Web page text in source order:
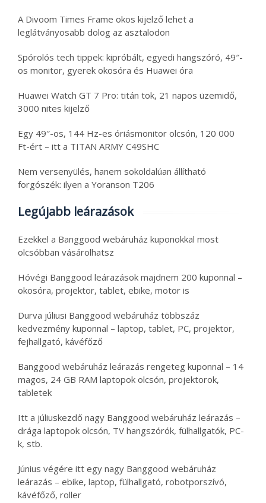
A Divoom Times Frame okos kijelző lehet a
leglátványosabb dolog az asztalodon
Spórolós tech tippek: kipróbált, egyedi hangszóró, 49″-
os monitor, gyerek okosóra és Huawei óra
Huawei Watch GT 7 Pro: titán tok, 21 napos üzemidő,
3000 nites kijelző
Egy 49″-os, 144 Hz-es óriásmonitor olcsón, 120 000
Ft-ért – itt a TITAN ARMY C49SHC
Nem versenyülés, hanem sokoldalúan állítható
forgószék: ilyen a Yoranson T206
Legújabb leárazások
Ezekkel a Banggood webáruház kuponokkal most
olcsóbban vásárolhatsz
Hóvégi Banggood leárazások majdnem 200 kuponnal –
okosóra, projektor, tablet, ebike, motor is
Durva júliusi Banggood webáruház többszáz
kedvezmény kuponnal – laptop, tablet, PC, projektor,
fejhallgató, kávéfőző
Banggood webáruház leárazás rengeteg kuponnal – 14
magos, 24 GB RAM laptopok olcsón, projektorok,
tabletek
Itt a júliuskezdő nagy Banggood webáruház leárazás –
drága laptopok olcsón, TV hangszórók, fülhallgatók, PC-
k, stb.
Június végére itt egy nagy Banggood webáruház
leárazás – ebike, laptop, fülhallgató, robotporszívó,
kávéfőző, roller